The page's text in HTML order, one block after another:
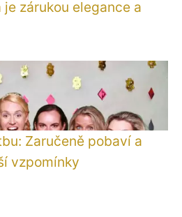
je zárukou elegance a
Zaručeně pobaví a
vzpomínky